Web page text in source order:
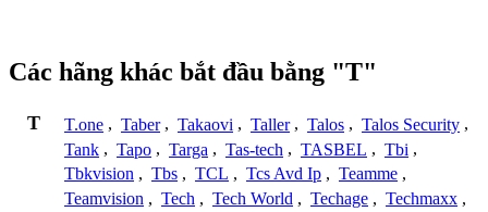
Các hãng khác bắt đầu bằng "T"
T T.one , Taber , Takaovi , Taller , Talos , Talos Security ,
Tank , Tapo , Targa , Tas-tech , TASBEL , Tbi ,
Tbkvision , Tbs , TCL , Tcs Avd Ip , Teamme ,
Teamvision , Tech , Tech World , Techage , Techmaxx ,